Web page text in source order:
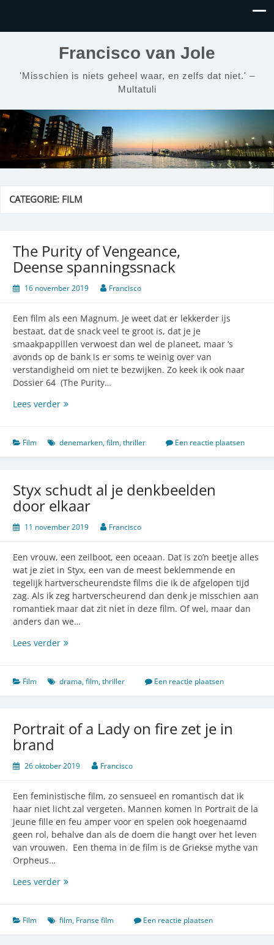
Francisco van Jole
'Misschien is niets geheel waar, en zelfs dat niet.' –
Multatuli
CATEGORIE: FILM
The Purity of Vengeance,
Deense spanningssnack
16 november 2019 Francisco
Een film als een Magnum. Je weet dat er lekkerder ijs
bestaat, dat de snack veel te groot is, dat je je
smaakpappillen verwoest dan wel de planeet, maar ‘s
avonds op de bank is er soms te weinig over van
verstandigheid om niet te bezwijken. Zo keek ik ook naar
Dossier 64 (The Purity…
Lees verderThe
Vengeance,
Deense
Film denemarken,film,thriller Een reactie plaatsen
Styx schudt al je denkbeelden
door elkaar
11 november 2019 Francisco
Een vrouw, een zeilboot, een oceaan. Dat is zo’n beetje alles
wat je ziet in Styx, een van de meest beklemmende en
tegelijk hartverscheurendste films die ik de afgelopen tijd
zag. Als ik zeg hartverscheurend dan denk je misschien aan
romantiek maar dat zit niet in deze film. Of wel, maar dan
anders dan we…
Lees verderStyx
je
denkbeelden
Film drama,film,thriller Een reactie plaatsen
Portrait of a Lady on fire zet je in
brand
26 oktober 2019 Francisco
Een feministische film, zo sensueel en romantisch dat ik
haar niet licht zal vergeten. Mannen komen in Portrait de la
jeune fille en feu amper voor en spelen ook hoegenaamd
geen rol, behalve dan als de doem die hangt over het leven
van vrouwen. Een thema in de film is de Griekse mythe van
Orpheus…
Lees verderPortrait
Lady
on
Film film, Franse film Een reactie plaatsen